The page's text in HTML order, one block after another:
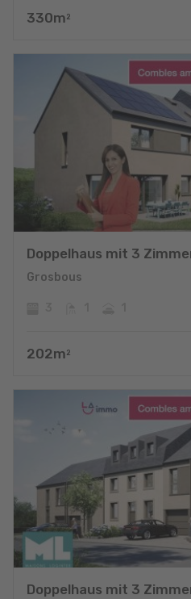
330m 2
Doppelhaus mit 3
Grosbous
202m 2
Doppelhaus mit 3